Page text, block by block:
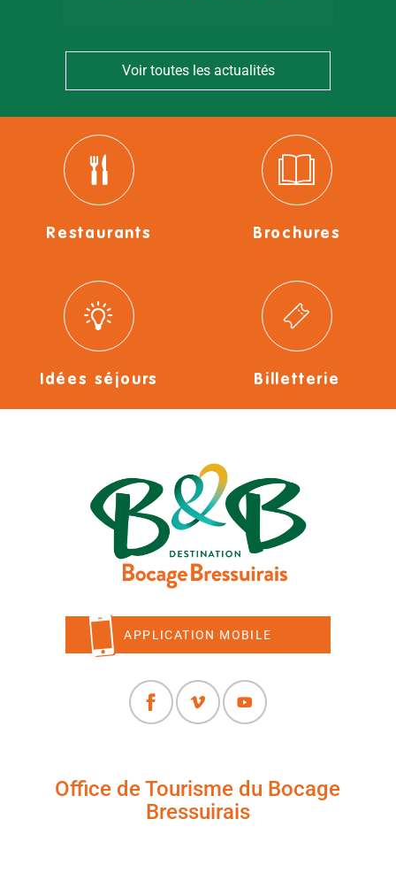
Voir toutes les actualités
Restaurants Brochures
Idées séjours Billetterie
APPLICATION MOBILE
Office de Tourisme du Bocage
Bressuirais